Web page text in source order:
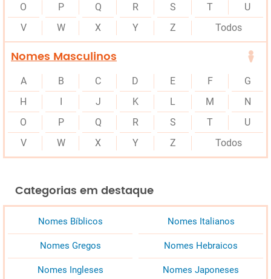
O
P Q R S T
U
V
W X Y Z Todos
Nomes Masculinos
A B C D E F
G
H
I J K L M
N
O
P Q R S T
U
V
W X Y Z Todos
Categorias em destaque
Nomes Bíblicos Nomes Italianos
Nomes Gregos Nomes Hebraicos
Nomes Ingleses Nomes Japoneses